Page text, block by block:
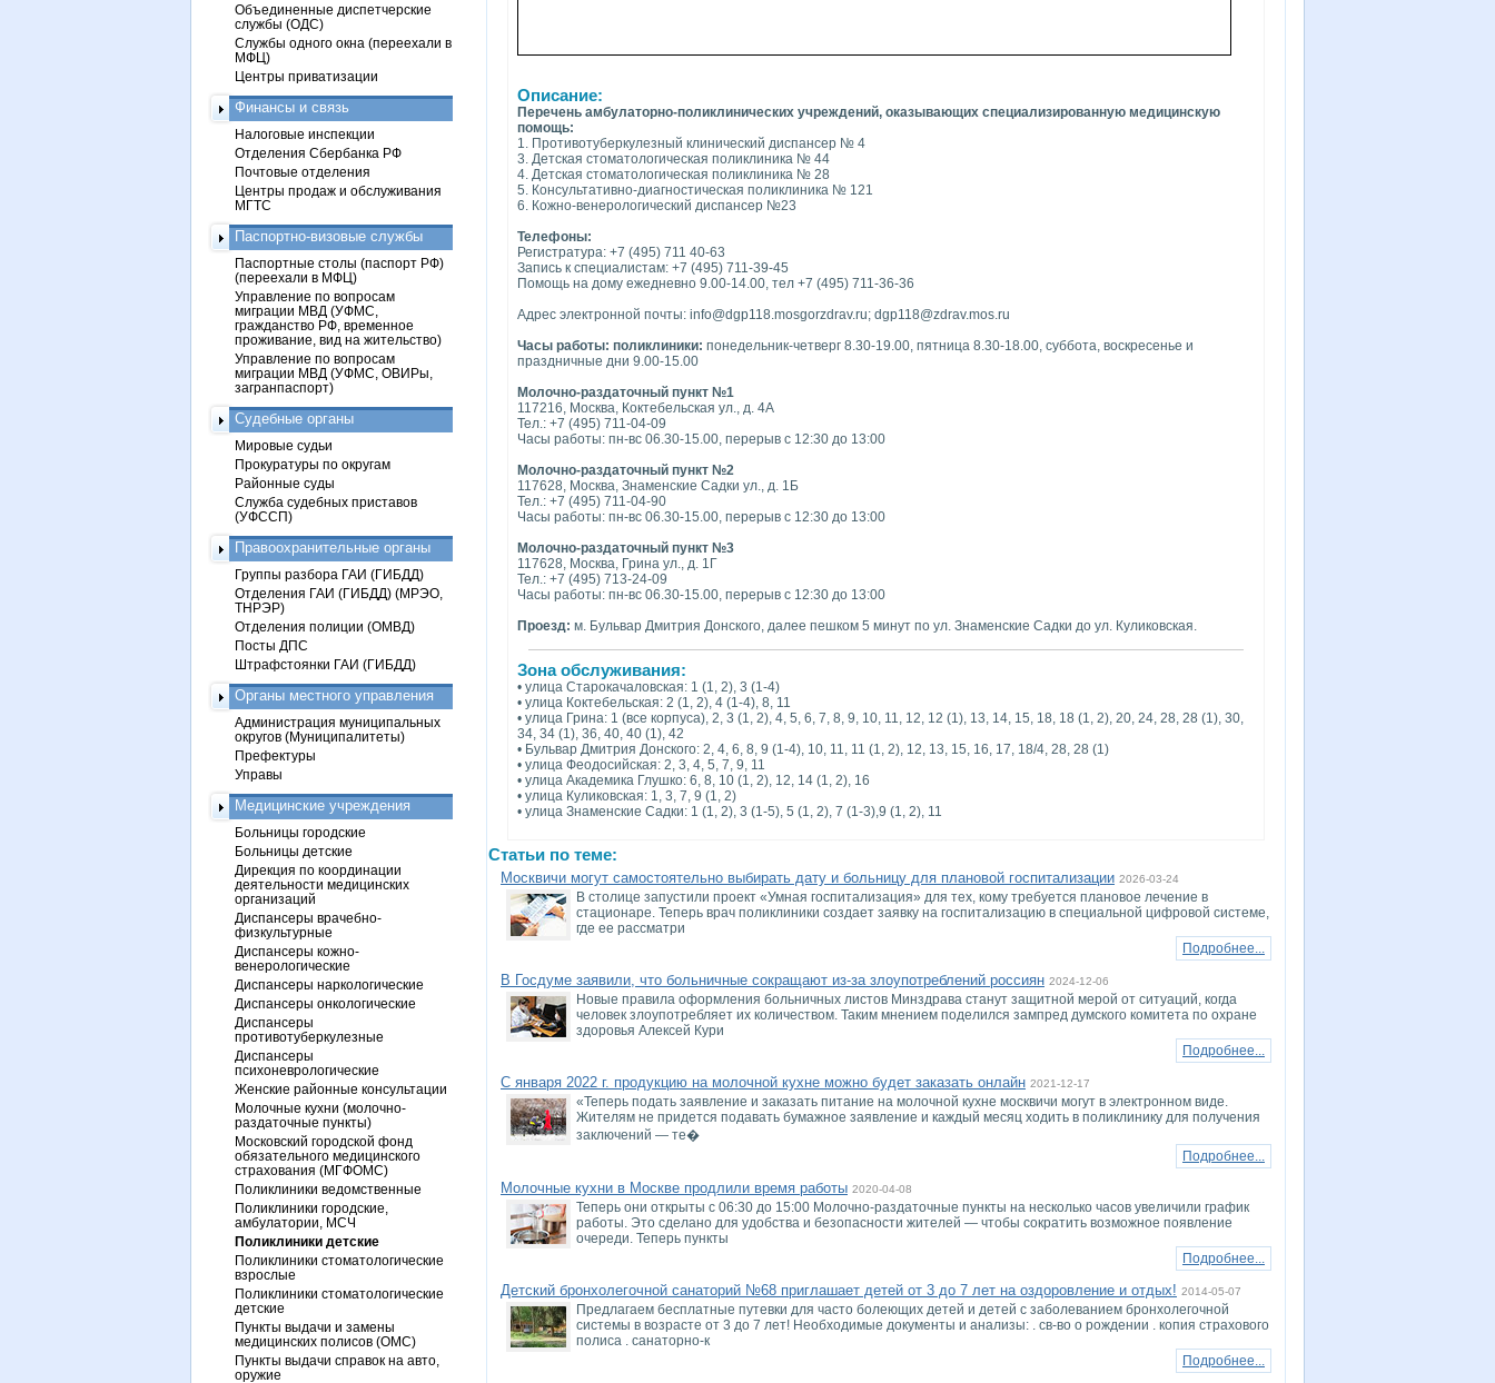
Описание:
Перечень амбулаторно-поликлинических учреждений, оказывающих специализированную медицинскую
помощь:
1. Противотуберкулезный клинический диспансер № 4
3. Детская стоматологическая поликлиника № 44
4. Детская стоматологическая поликлиника № 28
5. Консультативно-диагностическая поликлиника № 121
6. Кожно-венерологический диспансер №23
Телефоны:
Регистратура: +7 (495) 711 40-63
Запись к специалистам: +7 (495) 711-39-45
Помощь на дому ежедневно 9.00-14.00, тел +7 (495) 711-36-36
Адрес электронной почты: info@dgp118.mosgorzdrav.ru; dgp118@zdrav.mos.ru
Часы работы: поликлиники: понедельник-четверг 8.30-19.00, пятница 8.30-18.00, суббота, воскресенье и
праздничные дни 9.00-15.00
Молочно-раздаточный пункт №1
117216, Москва, Коктебельская ул., д. 4А
Тел.: +7 (495) 711-04-09
Часы работы: пн-вс 06.30-15.00, перерыв с 12:30 до 13:00
Молочно-раздаточный пункт №2
117628, Москва, Знаменские Садки ул., д. 1Б
Тел.: +7 (495) 711-04-90
Часы работы: пн-вс 06.30-15.00, перерыв с 12:30 до 13:00
Молочно-раздаточный пункт №3
117628, Москва, Грина ул., д. 1Г
Тел.: +7 (495) 713-24-09
Часы работы: пн-вс 06.30-15.00, перерыв с 12:30 до 13:00
Проезд: м. Бульвар Дмитрия Донского, далее пешком 5 минут по ул. Знаменские Садки до ул. Куликовская.
Зона обслуживания:
• улица Старокачаловская: 1 (1, 2), 3 (1-4)
• улица Коктебельская: 2 (1, 2), 4 (1-4), 8, 11
• улица Грина: 1 (все корпуса), 2, 3 (1, 2), 4, 5, 6, 7, 8, 9, 10, 11, 12, 12 (1), 13, 14, 15, 18, 18 (1, 2), 20, 24, 28, 28 (1), 30,
34, 34 (1), 36, 40, 40 (1), 42
• Бульвар Дмитрия Донского: 2, 4, 6, 8, 9 (1-4), 10, 11, 11 (1, 2), 12, 13, 15, 16, 17, 18/4, 28, 28 (1)
• улица Феодосийская: 2, 3, 4, 5, 7, 9, 11
• улица Академика Глушко: 6, 8, 10 (1, 2), 12, 14 (1, 2), 16
• улица Куликовская: 1, 3, 7, 9 (1, 2)
• улица Знаменские Садки: 1 (1, 2), 3 (1-5), 5 (1, 2), 7 (1-3),9 (1, 2), 11
Статьи по теме:
Москвичи могут самостоятельно выбирать дату и больницу для плановой госпитализации 2026-03-24
В столице запустили проект «Умная госпитализация» для тех, кому требуется плановое лечение в
стационаре. Теперь врач поликлиники создает заявку на госпитализацию в специальной цифровой системе,
где ее рассматри
Подробнее...
В Госдуме заявили, что больничные сокращают из-за злоупотреблений россиян 2024-12-06
Новые правила оформления больничных листов Минздрава станут защитной мерой от ситуаций, когда
человек злоупотребляет их количеством. Таким мнением поделился зампред думского комитета по охране
здоровья Алексей Кури
Подробнее...
С января 2022 г. продукцию на молочной кухне можно будет заказать онлайн 2021-12-17
«Теперь подать заявление и заказать питание на молочной кухне москвичи могут в электронном виде.
Жителям не придется подавать бумажное заявление и каждый месяц ходить в поликлинику для получения
заключений — те�
Подробнее...
Молочные кухни в Москве продлили время работы 2020-04-08
Теперь они открыты с 06:30 до 15:00 Молочно-раздаточные пункты на несколько часов увеличили график
работы. Это сделано для удобства и безопасности жителей — чтобы сократить возможное появление
очереди. Теперь пункты
Подробнее...
Детский бронхолегочной санаторий №68 приглашает детей от 3 до 7 лет на оздоровление и отдых! 2014-05-07
Предлагаем бесплатные путевки для часто болеющих детей и детей с заболеванием бронхолегочной
системы в возрасте от 3 до 7 лет! Необходимые документы и анализы: . св-во о рождении . копия страхового
полиса . санаторно-к
Подробнее...
Объединенные диспетчерские
службы (ОДС)
Службы одного окна (переехали в
МФЦ)
Центры приватизации
Финансы и связь
Налоговые инспекции
Отделения Сбербанка РФ
Почтовые отделения
Центры продаж и обслуживания
МГТС
Паспортно-визовые службы
Паспортные столы (паспорт РФ)
(переехали в МФЦ)
Управление по вопросам
миграции МВД (УФМС,
гражданство РФ, временное
проживание, вид на жительство)
Управление по вопросам
миграции МВД (УФМС, ОВИРы,
загранпаспорт)
Судебные органы
Мировые судьи
Прокуратуры по округам
Районные суды
Служба судебных приставов
(УФССП)
Правоохранительные органы
Группы разбора ГАИ (ГИБДД)
Отделения ГАИ (ГИБДД) (МРЭО,
ТНРЭР)
Отделения полиции (ОМВД)
Посты ДПС
Штрафстоянки ГАИ (ГИБДД)
Органы местного управления
Администрация муниципальных
округов (Муниципалитеты)
Префектуры
Управы
Медицинские учреждения
Больницы городские
Больницы детские
Дирекция по координации
деятельности медицинских
организаций
Диспансеры врачебно-
физкультурные
Диспансеры кожно-
венерологические
Диспансеры наркологические
Диспансеры онкологические
Диспансеры
противотуберкулезные
Диспансеры
психоневрологические
Женские районные консультации
Молочные кухни (молочно-
раздаточные пункты)
Московский городской фонд
обязательного медицинского
страхования (МГФОМС)
Поликлиники ведомственные
Поликлиники городские,
амбулатории, МСЧ
Поликлиники детские
Поликлиники стоматологические
взрослые
Поликлиники стоматологические
детские
Пункты выдачи и замены
медицинских полисов (ОМС)
Пункты выдачи справок на авто,
оружие